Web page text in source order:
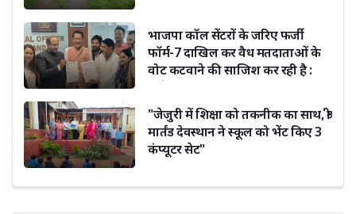
भाजपा कॉल सेंटरों के जरिए फर्जी
फॉर्म-7 दाखिल कर वैध मतदाताओं के
वोट कटवाने की साजिश कर रही है :
"जेजुरी में शिक्षा को तकनीक का साथ, श्री
मार्तंड देवस्थान ने स्कूल को भेंट किए 3
कंप्यूटर सेट"